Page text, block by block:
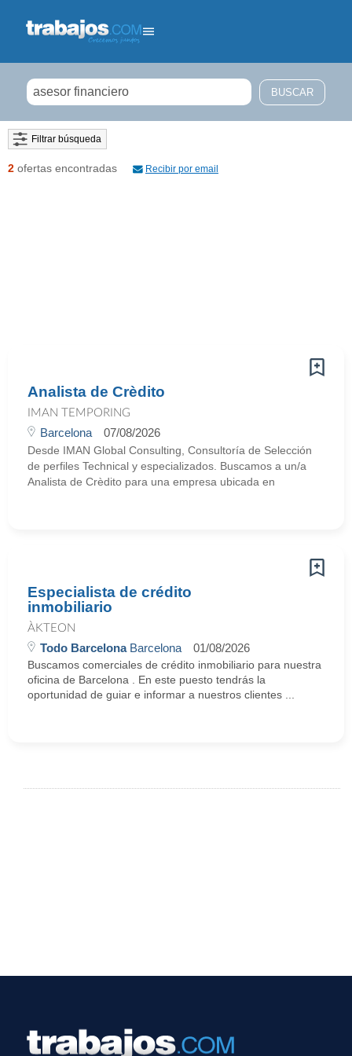
Filtrar búsqueda
2 ofertas encontradas Recibir por email
Analista de Crèdito
IMAN TEMPORING
Barcelona 07/08/2026
Desde IMAN Global Consulting, Consultoría de Selección
de perfiles Technical y especializados. Buscamos a un/a
Analista de Crèdito para una empresa ubicada en
Especialista de crédito
inmobiliario
ÀKTEON
Todo BarcelonaBarcelona 01/08/2026
Buscamos comerciales de crédito inmobiliario para nuestra
oficina de Barcelona . En este puesto tendrás la
oportunidad de guiar e informar a nuestros clientes ...